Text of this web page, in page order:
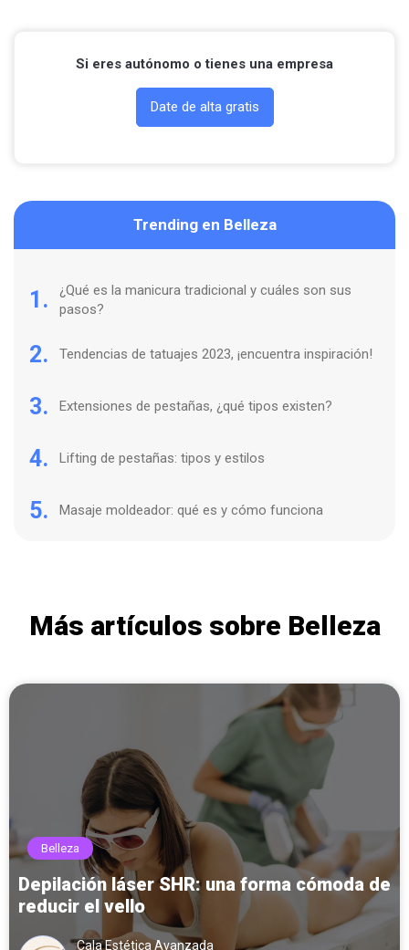
Si eres autónomo o tienes una empresa
Date de alta gratis
Trending en Belleza
1.
¿Qué es la manicura tradicional y cuáles son sus
pasos?
2. Tendencias de tatuajes 2023, ¡encuentra inspiración!
3. Extensiones de pestañas, ¿qué tipos existen?
4. Lifting de pestañas: tipos y estilos
5. Masaje moldeador: qué es y cómo funciona
Más artículos sobre Belleza
Belleza
Depilación láser SHR: una forma cómoda de
reducir el vello
Cala Estética Avanzada